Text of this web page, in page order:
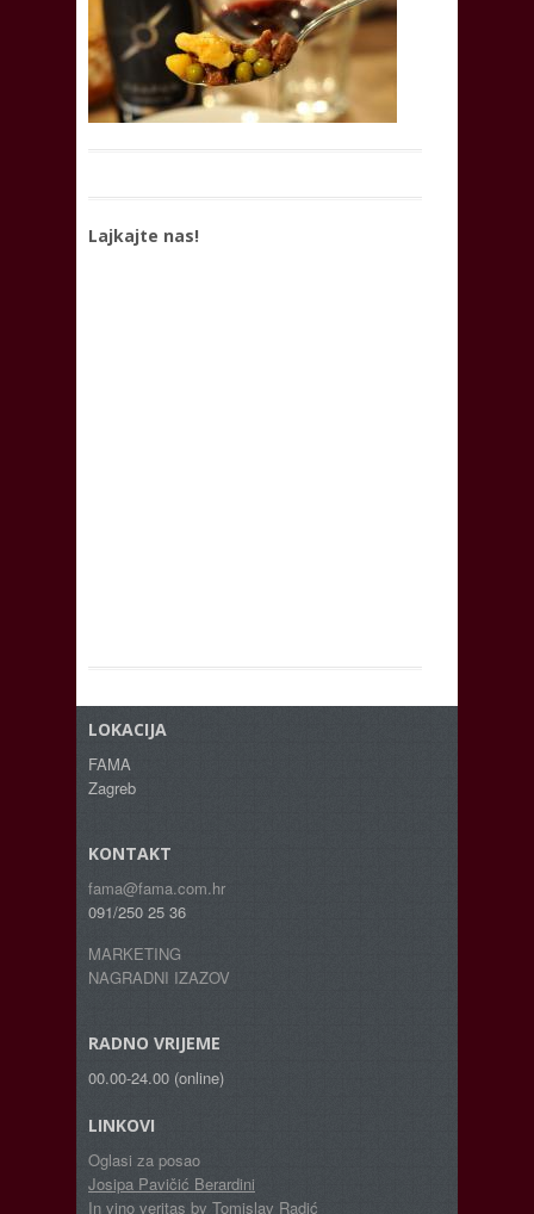
Lajkajte nas!
LOKACIJA
FAMA
Zagreb
KONTAKT
fama@fama.com.hr
091/250 25 36
MARKETING
NAGRADNI IZAZOV
RADNO VRIJEME
00.00-24.00 (online)
LINKOVI
Oglasi za posao
Josipa Pavičić Berardini
In vino veritas by Tomislav Radić